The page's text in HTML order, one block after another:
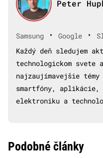
Peter
Samsung • Google •
Každý deň sledujem
technologickom svete
najzaujímavejšie témy
smartfóny, aplikácie,
elektroniku a
Podobné články